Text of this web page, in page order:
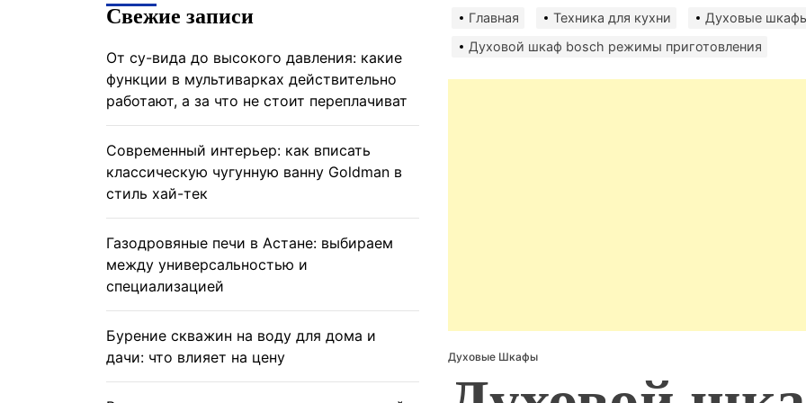
Главная Техника для кухни
Духовые
Духовой шкаф bosch режимы приготовления
Духовые Шкафы
Свежие записи
От су-вида до высокого давления: какие
функции в мультиварках действительно
работают, а за что не стоит переплачиват
Современный интерьер: как вписать
классическую чугунную ванну Goldman в
стиль хай-тек
Газодровяные печи в Астане: выбираем
между универсальностью и
специализацией
Бурение скважин на воду для дома и
дачи: что влияет на цену